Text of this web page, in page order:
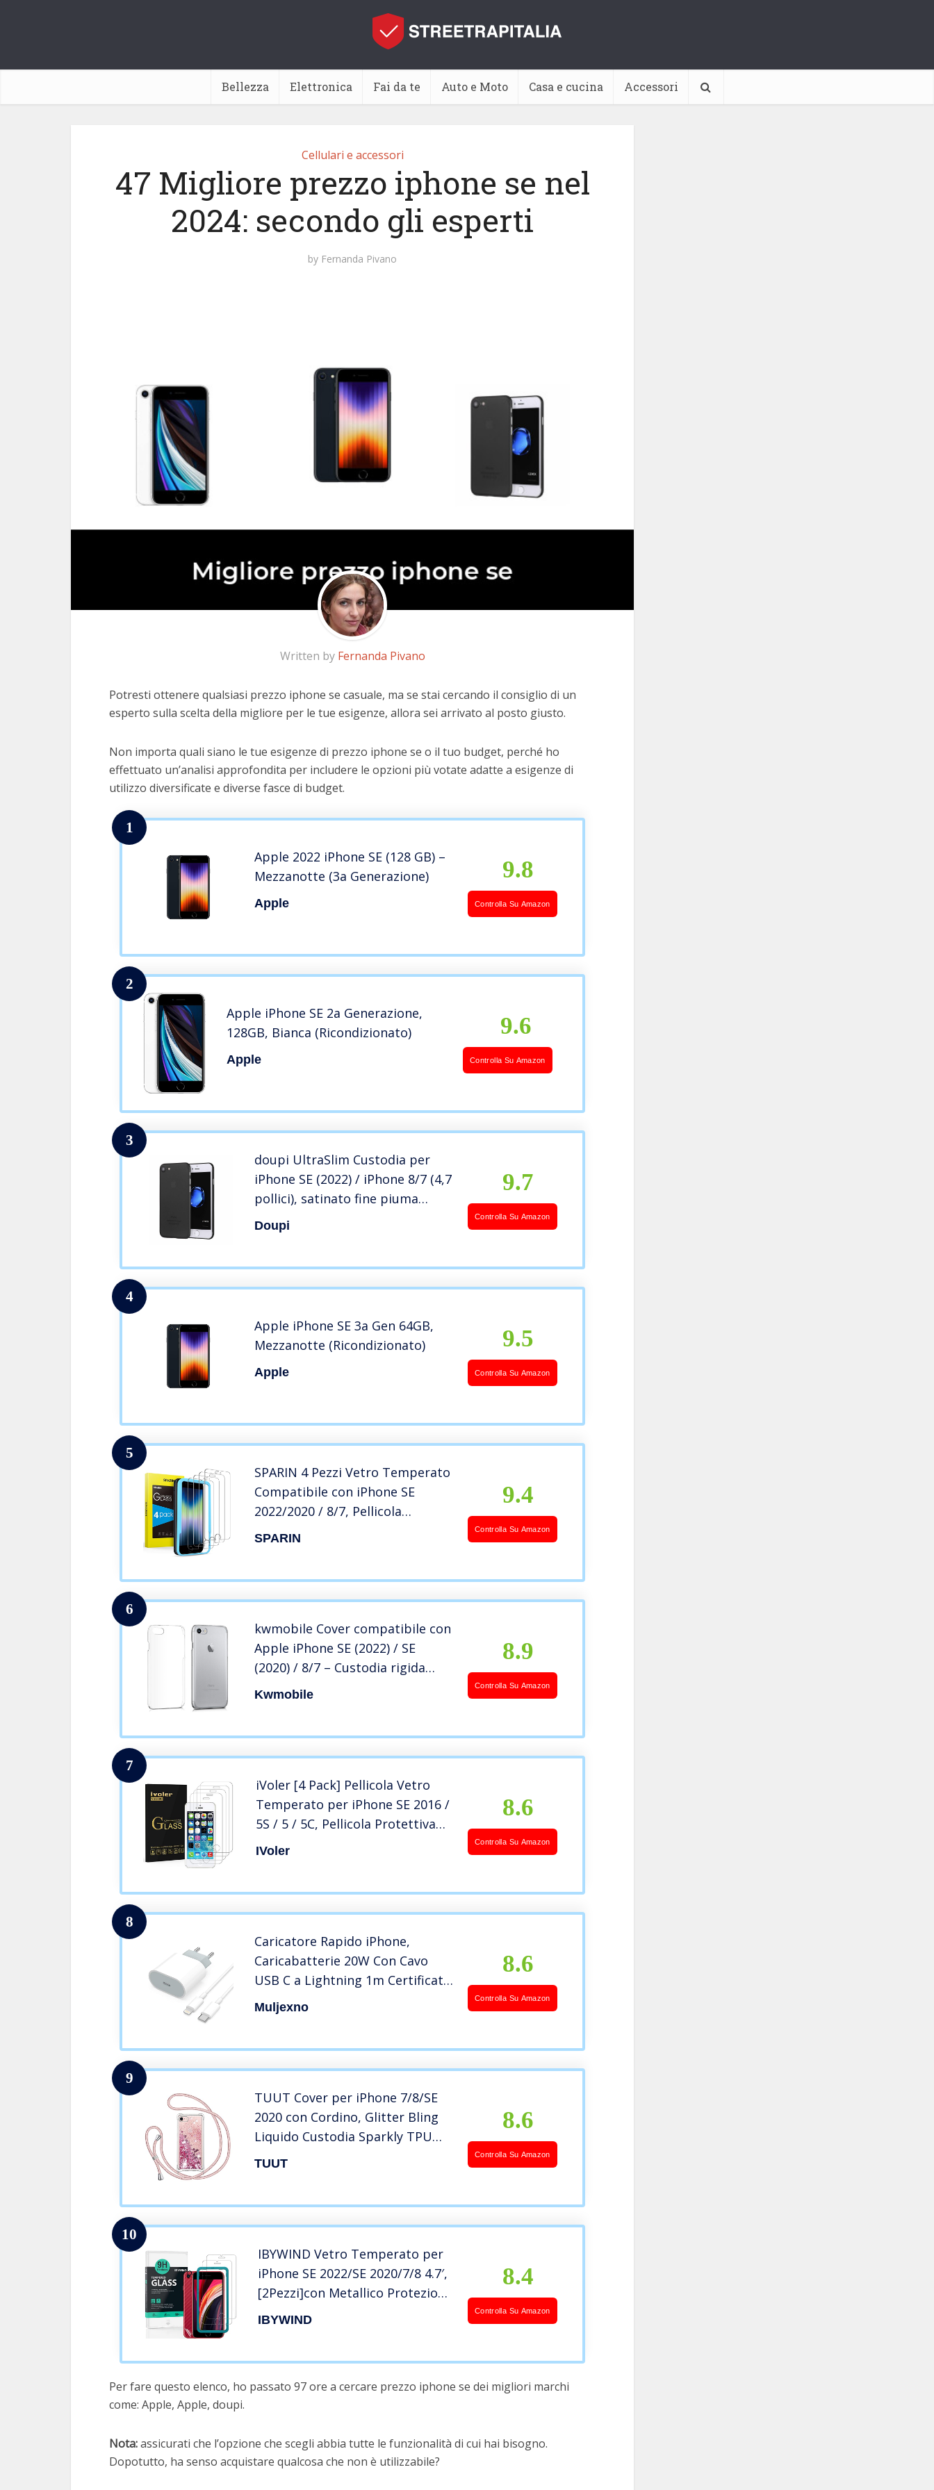
Bellezza Elettronica Fai da te Auto e Moto Casa e cucina Accessori
Cellulari e accessori
47 Migliore prezzo iphone se nel
2024: secondo gli esperti
by Fernanda Pivano
Written by Fernanda Pivano
Potresti ottenere qualsiasi prezzo iphone se casuale, ma se stai cercando il consiglio di un
esperto sulla scelta della migliore per le tue esigenze, allora sei arrivato al posto giusto.
Non importa quali siano le tue esigenze di prezzo iphone se o il tuo budget, perché ho
effettuato un’analisi approfondita per includere le opzioni più votate adatte a esigenze di
utilizzo diversificate e diverse fasce di budget.
1
Apple 2022 iPhone SE (128 GB) –
Mezzanotte (3a Generazione)
Apple
9.8
Controlla Su Amazon
2
Apple iPhone SE 2a Generazione,
128GB, Bianca (Ricondizionato)
Apple
9.6
Controlla Su Amazon
3
doupi UltraSlim Custodia per
iPhone SE (2022) / iPhone 8/7 (4,7
pollici), satinato fine piuma
facile mat semi trasparente
Cover, Nero
Doupi
9.7
Controlla Su Amazon
4
Apple iPhone SE 3a Gen 64GB,
Mezzanotte (Ricondizionato)
Apple
9.5
Controlla Su Amazon
5
SPARIN 4 Pezzi Vetro Temperato
Compatibile con iPhone SE
2022/2020 / 8/7, Pellicola
Prottetiva per iPhone SE 3 con
SPARIN
9.4
Controlla Su Amazon
6
kwmobile Cover compatibile con
Apple iPhone SE (2022) / SE
(2020) / 8/7 – Custodia rigida
trasparente per cellulare – Back
Kwmobile
8.9
Controlla Su Amazon
7
iVoler [4 Pack] Pellicola Vetro
Temperato per iPhone SE 2016 /
5S / 5 / 5C, Pellicola Protettiva
Protezione per Schermo per
IVoler
8.6
Controlla Su Amazon
8
Caricatore Rapido iPhone,
Caricabatterie 20W Con Cavo
USB C a Lightning 1m Certificato
MFi, USBC Spina Presa Carica
Adattatore Muro Ricarica per
Muljexno
8.6
Controlla Su Amazon
9
TUUT Cover per iPhone 7/8/SE
2020 con Cordino, Glitter Bling
Liquido Custodia Sparkly TPU
Silicone Protettivo Morbido
TUUT
8.6
Controlla Su Amazon
10
IBYWIND Vetro Temperato per
iPhone SE 2022/SE 2020/7/8 4.7′,
[2Pezzi]con Metallico Protezione
Obiettivo Fotocamera,Skin in
IBYWIND
8.4
Controlla Su Amazon
Per fare questo elenco, ho passato 97 ore a cercare prezzo iphone se dei migliori marchi
come: Apple, Apple, doupi.
Nota:assicurati che l’opzione che scegli abbia tutte le funzionalità di cui hai bisogno.
Dopotutto, ha senso acquistare qualcosa che non è utilizzabile?